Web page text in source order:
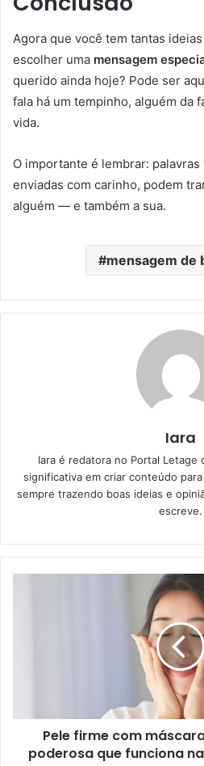
Agora que você tem tantas
escolher uma mensagem
querido ainda hoje? Pode ser
fala há um tempinho, alguém da
vida.
O importante é lembrar:
enviadas com carinho, podem
alguém — e também a sua.
mensagem de
Iara
Iara é redatora no Portal Letage
significativa em criar conteúdo
sempre trazendo boas ideias e
escreve.
Pele firme com
poderosa que funciona